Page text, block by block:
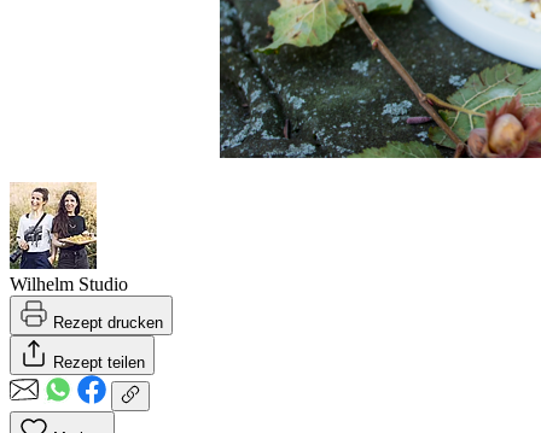
Wilhelm Studio
Rezept drucken
Rezept teilen